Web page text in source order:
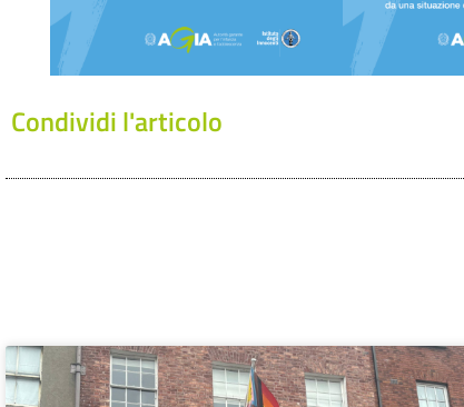
Condividi l'articolo